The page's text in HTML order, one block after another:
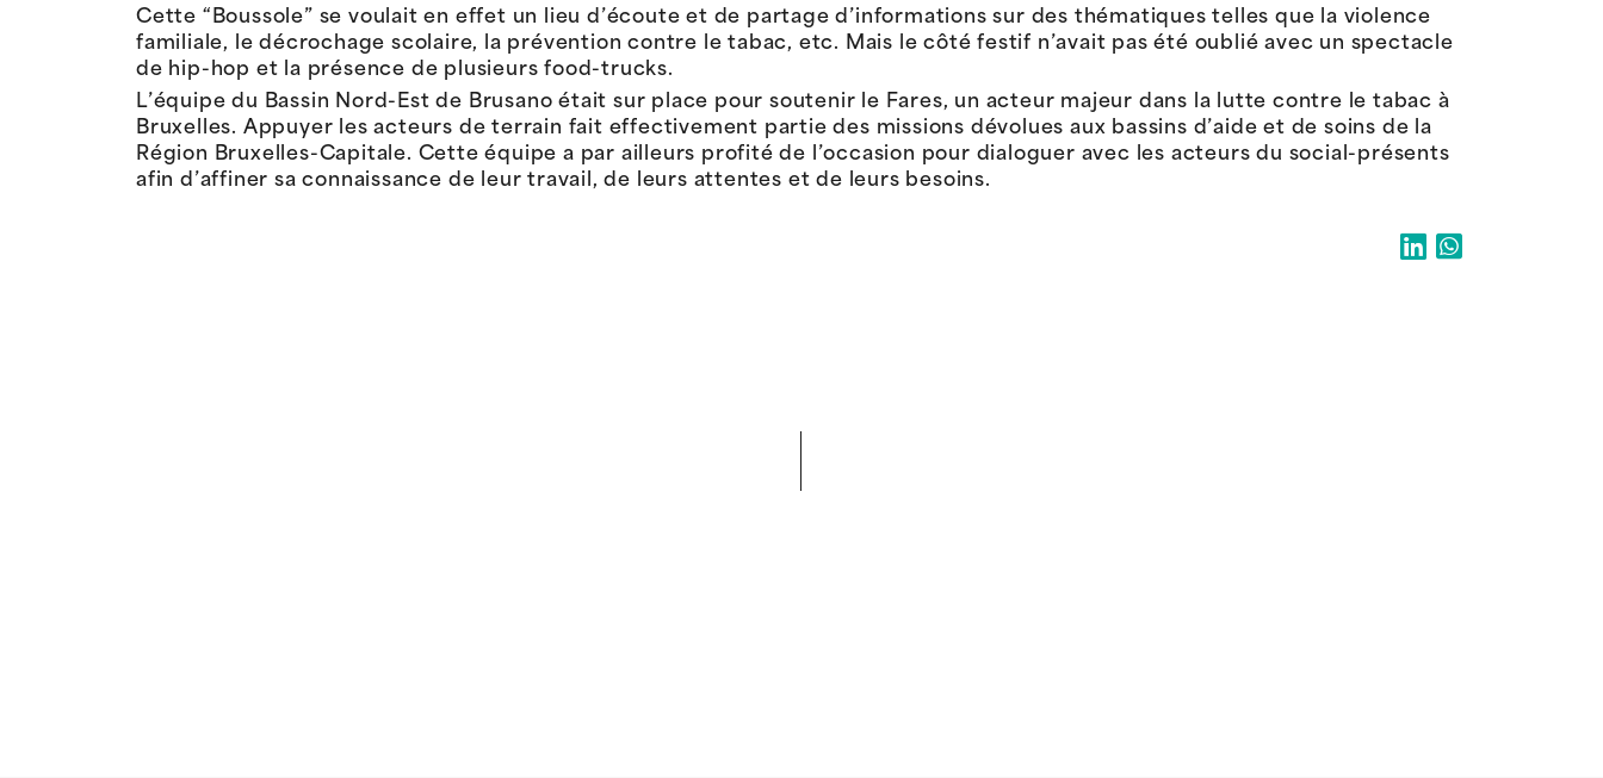
Cette “Boussole” se voulait en effet un lieu d’écoute et de partage d’informations sur des thématiques telles que la violence
familiale, le décrochage scolaire, la prévention contre le tabac, etc. Mais le côté festif n’avait pas été oublié avec un spectacle
de hip-hop et la présence de plusieurs food-trucks.
L’équipe du Bassin Nord-Est de Brusano était sur place pour soutenir le Fares, un acteur majeur dans la lutte contre le tabac à
Bruxelles. Appuyer les acteurs de terrain fait effectivement partie des missions dévolues aux bassins d’aide et de soins de la
Région Bruxelles-Capitale. Cette équipe a par ailleurs profité de l’occasion pour dialoguer avec les acteurs du social-présents
afin d’affiner sa connaissance de leur travail, de leurs attentes et de leurs besoins.